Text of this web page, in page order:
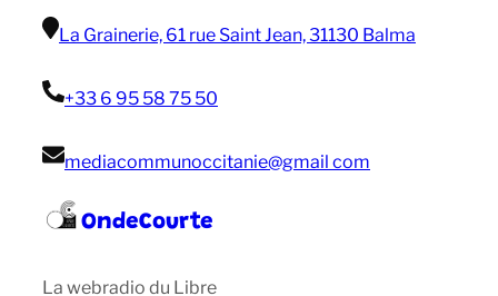
La Grainerie, 61 rue Saint Jean, 31130 Balma
+33 6 95 58 75 50
mediacommunoccitanie@gmail com
OndeCourte
La webradio du Libre